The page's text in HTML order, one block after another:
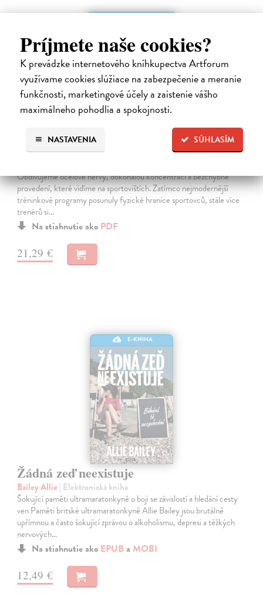
Príjmete naše cookies?
K prevádzke internetového kníhkupectva Artforum
využívame cookies slúžiace na zabezpečenie a meranie
funkčnosti, marketingové účely a zaistenie vášho
maximálneho pohodlia a spokojnosti.
SÚHLASÍM
NASTAVENIA
Sportovní psychologie pro trenéry
Obdivujeme ocelové nervy, dokonalou koncentraci a bezchybné
provedení, které vidíme na sportovištích. Zatímco nejmodernější
tréninkové programy posunuly fyzické hranice sportovců, stále více
trenérů si…
Na stiahnutie ako PDF
21,29 €
E-KNIHA
Žádná zeď neexistuje
Bailey Allie | Elektronická kniha
Šokující paměti ultramaratonkyně o boji se závislostí a hledání cesty
ven Paměti britské ultramaratonkyně Allie Bailey jsou brutálně
upřímnou a často šokující zprávou o alkoholismu, depresi a těžkých
nervových…
Na stiahnutie ako EPUB a MOBI
12,49 €